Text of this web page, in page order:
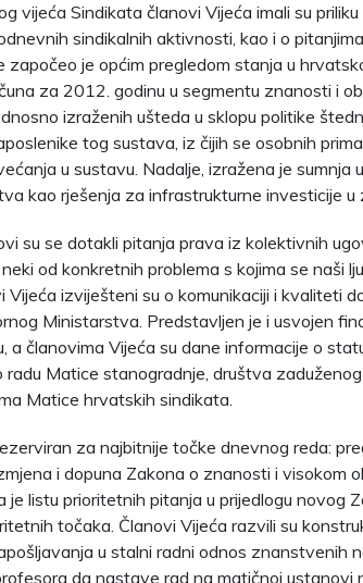
vijeća Sindikata članovi Vijeća imali su
sindikalnih aktivnosti, kao i o
započeo je općim pregledom stanja u
za 2012. godinu u segmentu znanosti i
izraženih ušteda u sklopu politike
tog sustava, iz čijih se osobnih
u sustavu. Nadalje, izražena je sumnja
kao rješenja za infrastrukturne investicije u
su se dotakli pitanja prava iz kolektivnih
od konkretnih problema s kojima se naši
Vijeća izviješteni su o komunikaciji i kvaliteti
Ministarstva. Predstavljen je i usvojen
a članovima Vijeća su dane informacije o
radu Matice stanogradnje, društva
Matice hrvatskih sindikata.
za najbitnije točke dnevnog reda:
i dopuna Zakona o znanosti i visokom
je listu prioritetnih pitanja u prijedlogu novog
točaka. Članovi Vijeća razvili su
u stalni radni odnos znanstvenih
da nastave rad na matičnoj ustanovi